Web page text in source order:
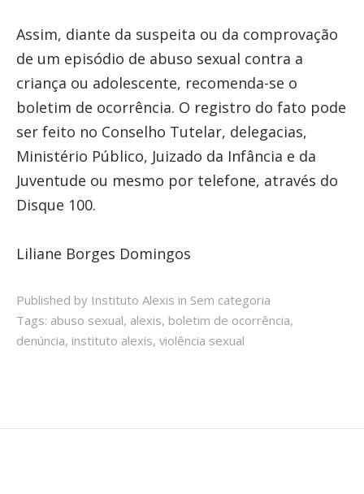
Assim, diante da suspeita ou da comprovação
de um episódio de abuso sexual contra a
criança ou adolescente, recomenda-se o
boletim de ocorrência. O registro do fato pode
ser feito no Conselho Tutelar, delegacias,
Ministério Público, Juizado da Infância e da
Juventude ou mesmo por telefone, através do
Disque 100.
Liliane Borges Domingos
Published by Instituto Alexis in Sem categoria
Tags: abuso sexual, alexis, boletim de ocorrência,
denúncia, instituto alexis, violência sexual